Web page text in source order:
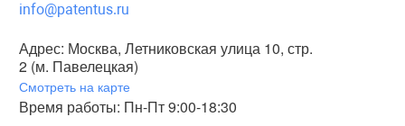
info@patentus.ru
Адрес: Москва, Летниковская улица 10, стр.
2 (м. Павелецкая)
Смотреть на карте
Время работы: Пн-Пт 9:00-18:30